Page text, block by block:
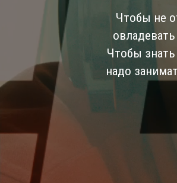
Чтобы не
Чтобы
надо